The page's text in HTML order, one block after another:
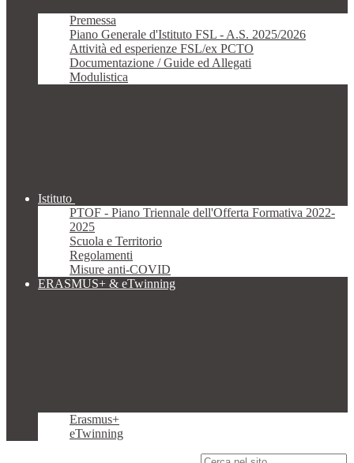
Premessa
Piano Generale d'Istituto FSL - A.S. 2025/2026
Attività ed esperienze FSL/ex PCTO
Documentazione / Guide ed Allegati
Modulistica
Istituto
PTOF - Piano Triennale dell'Offerta Formativa 2022-
2025
Scuola e Territorio
Regolamenti
Misure anti-COVID
ERASMUS+ & eTwinning
Erasmus+
eTwinning